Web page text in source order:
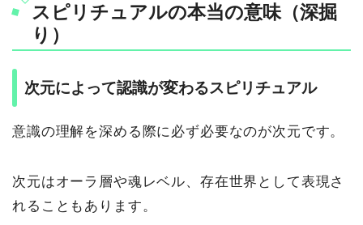
スピリチュアルの本当の意味（深掘
り）
次元によって認識が変わるスピリチュアル
意識の理解を深める際に必ず必要なのが次元です。
次元はオーラ層や魂レベル、存在世界として表現さ
れることもあります。